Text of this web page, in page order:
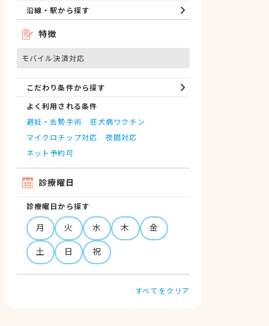
沿線・駅から探す
特徴
モバイル決済対応
こだわり条件から探す
よく利用される条件
避妊・去勢手術
狂犬病ワクチン
マイクロチップ対応
夜間対応
ネット予約可
診療曜日
診療曜日から探す
月 火 水 木
金
土
日 祝
すべてをクリア